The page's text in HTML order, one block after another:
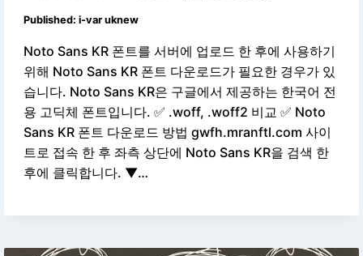
Published: i-var uknew
Noto Sans KR 폰트를 서버에 업로드 한 후에 사용하기
위해 Noto Sans KR 폰트 다운로드가 필요한 경우가 있
습니다. Noto Sans KR은 구글에서 제공하는 한국어 전
용 고딕체 폰트입니다. ✅ .woff, .woff2 비교 ✅ Noto
Sans KR 폰트 다운로드 방법 gwfh.mranftl.com 사이
트로 접속 한 후 좌측 상단에 Noto Sans KR을 검색 한
후에 클릭합니다. ▼…